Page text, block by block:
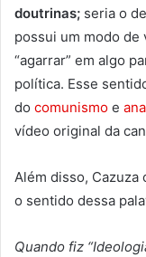
doutrinas; seria o
possui um modo
“agarrar” em algo
política. Esse
do comunismo e
vídeo original da
Além disso,
o sentido dessa
Quando fiz